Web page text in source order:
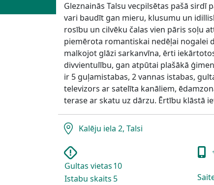
Gleznainās Talsu vecpilsētas pašā sirdī
vari baudīt gan mieru, klusumu un
rosību un cilvēku čalas vien pāris soļu
piemērota romantiskai nedēļai nogalei
malkojot glāzi sarkanvīna, ērti
divvientulību, gan atpūtai plašākā
ir 5 guļamistabas, 2 vannas istabas,
televizors ar satelīta kanāliem,
terase ar skatu uz dārzu. Ērtību klāstā
Kalēju iela 2, Talsi
Gultas vietas10
Istabu skaits 5